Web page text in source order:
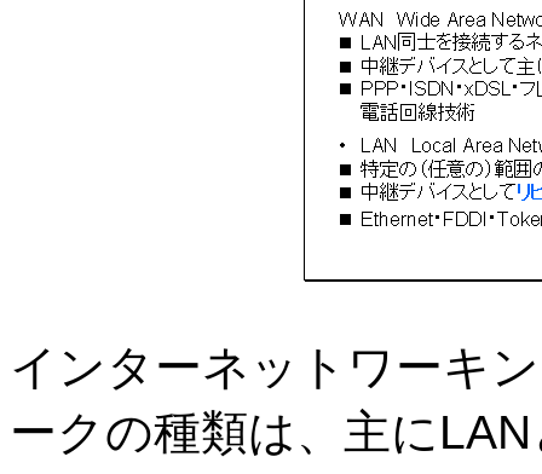
インターネットワーキ
ークの種類は、主にLAN